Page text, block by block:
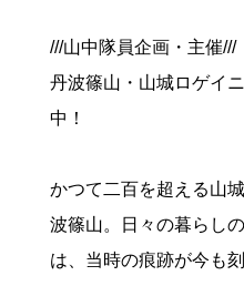
///山中隊員企画・主催///
丹波篠山・山城ロゲイ
中！
かつて二百を超える山
波篠山。日々の暮らし
は、当時の痕跡が今も